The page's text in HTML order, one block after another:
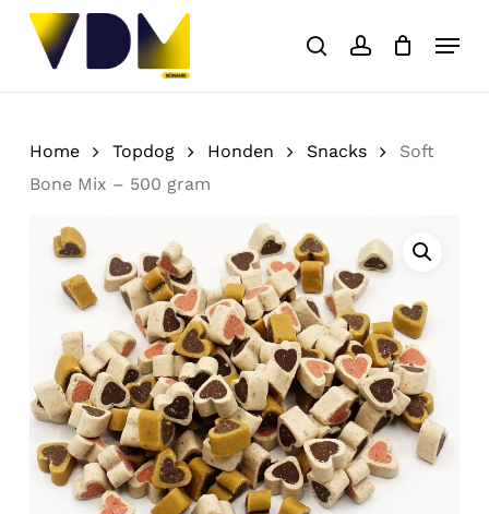
Skip
searchaccount
Menu
Cart Close
Home Topdog Honden Snacks
Soft
Bone Mix – 500 gram